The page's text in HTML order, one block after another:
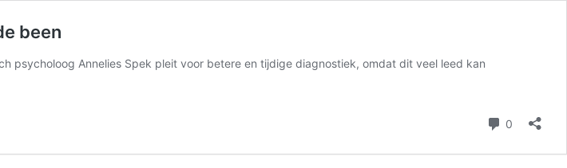
been
psycholoog Annelies Spek pleit voor betere en tijdige diagnostiek, omdat dit veel leed kan
0 reacties